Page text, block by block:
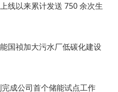
线以来累计发送 750 余次生
国祯加大污水厂低碳化建设
成公司首个储能试点工作